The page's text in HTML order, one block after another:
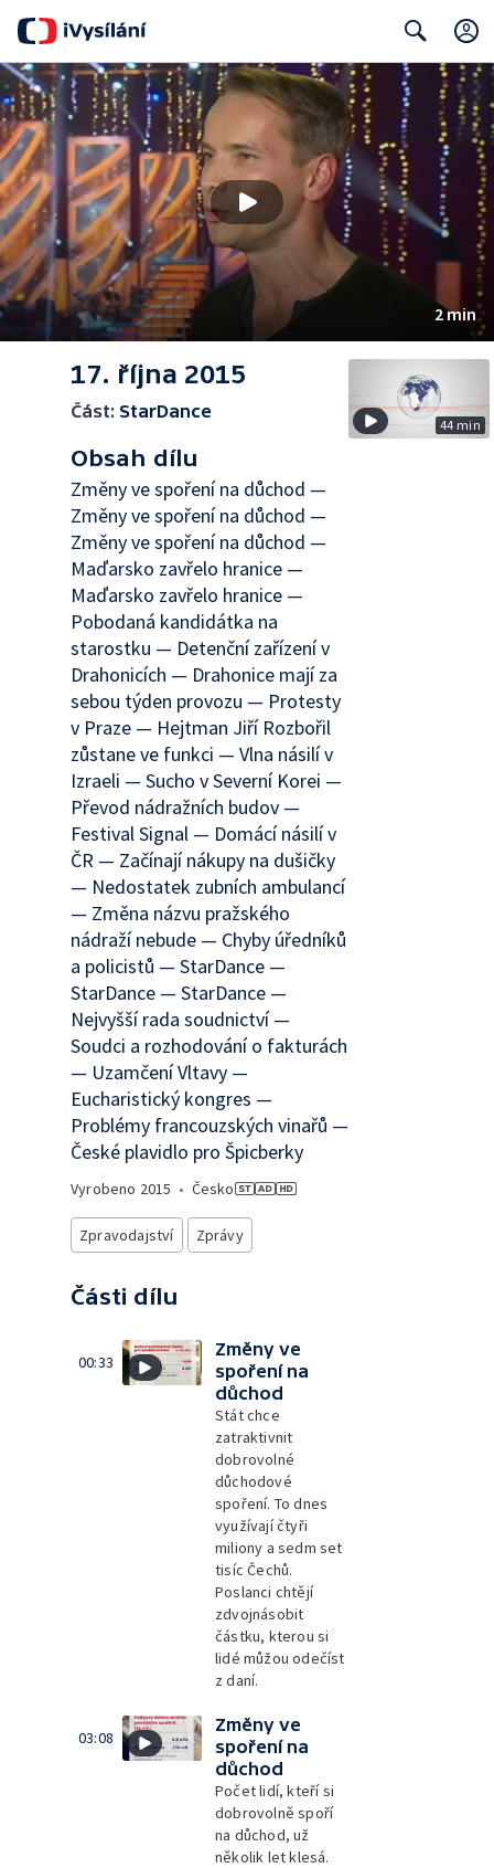
Search
2 min
17. října 2015
Část: StarDance
Obsah dílu
Změny ve spoření na důchod —
Změny ve spoření na důchod —
Změny ve spoření na důchod —
Maďarsko zavřelo hranice —
Maďarsko zavřelo hranice —
Pobodaná kandidátka na
starostku — Detenční zařízení v
Drahonicích — Drahonice mají za
sebou týden provozu — Protesty
v Praze — Hejtman Jiří Rozbořil
zůstane ve funkci — Vlna násilí v
Izraeli — Sucho v Severní Korei —
Převod nádražních budov —
Festival Signal — Domácí násilí v
ČR — Začínají nákupy na dušičky
— Nedostatek zubních ambulancí
— Změna názvu pražského
nádraží nebude — Chyby úředníků
a policistů — StarDance —
StarDance — StarDance —
Nejvyšší rada soudnictví —
Soudci a rozhodování o fakturách
— Uzamčení Vltavy —
Eucharistický kongres —
Problémy francouzských vinařů —
České plavidlo pro Špicberky
Vyrobeno 2015 • Česko
Zpravodajství Zprávy
Části dílu
00:33
Změny ve
spoření na
důchod
Stát chce
zatraktivnit
dobrovolné
důchodové
spoření. To dnes
využívají čtyři
miliony a sedm set
tisíc Čechů.
Poslanci chtějí
zdvojnásobit
částku, kterou si
lidé můžou odečíst
z daní.
03:08
Změny ve
spoření na
důchod
Počet lidí, kteří si
dobrovolně spoří
na důchod, už
několik let klesá.
44 min